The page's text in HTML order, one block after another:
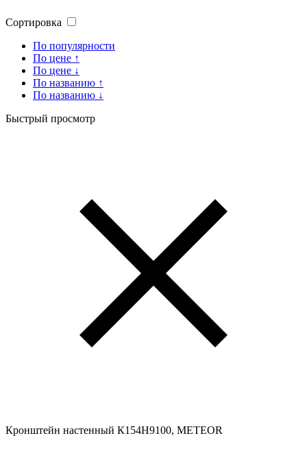
Сортировка
По популярности
По цене ↑
По цене ↓
По названию ↑
По названию ↓
Быстрый просмотр
Кронштейн настенный К154Н9100, METEOR